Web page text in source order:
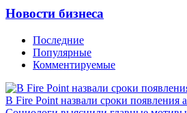
Новости бизнеса
Последние
Популярные
Комментируемые
В Fire Point назвали сроки появления